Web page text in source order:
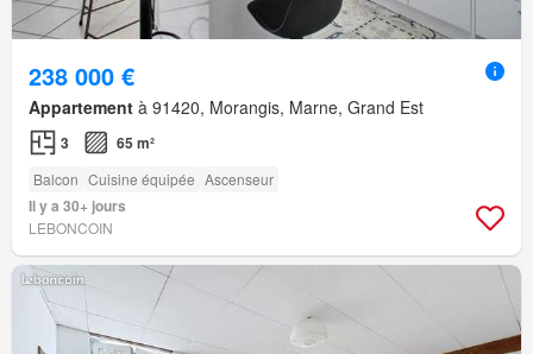
238 000 €
Appartement à 91420, Morangis, Marne, Grand Est
3 65 m²
Balcon Cuisine équipée Ascenseur
Il y a 30+ jours
LEBONCOIN